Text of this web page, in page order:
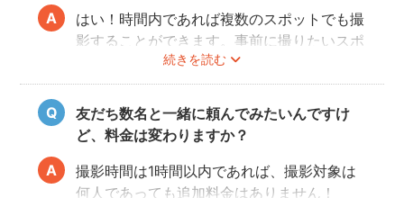
続きを読む
はい！時間内であれば複数のスポットでも撮
影することができます。事前に撮りたいスポ
ットや時間配分についてフォトグラファーと
相談しておくと当日スムースに撮影できるの
でおすすめです。
友だち数名と一緒に頼んでみたいんですけ
ど、料金は変わりますか？
撮影時間は1時間以内であれば、撮影対象は
何人であっても追加料金はありません！